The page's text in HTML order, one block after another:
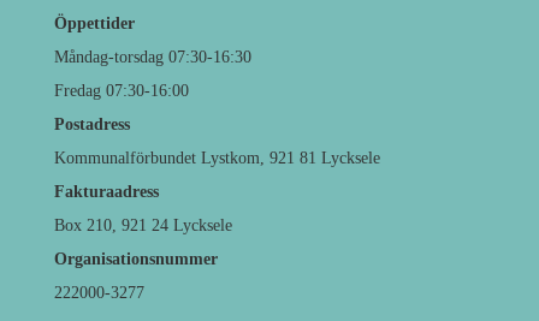
Öppettider
Måndag-torsdag 07:30-16:30
Fredag 07:30-16:00
Postadress
Kommunalförbundet Lystkom, 921 81 Lycksele
Fakturaadress
Box 210, 921 24 Lycksele
Organisationsnummer
222000-3277